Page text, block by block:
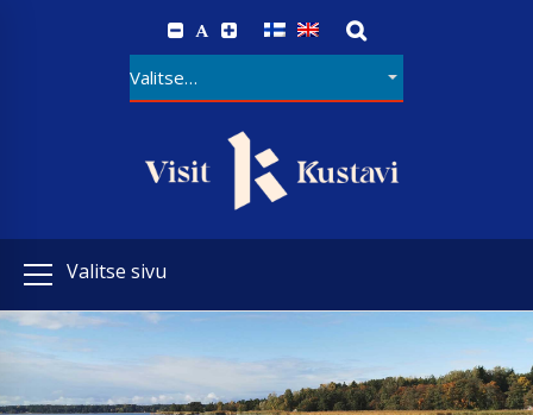
A
Valitse sivu